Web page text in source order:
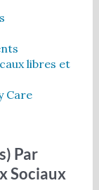
libres et
Care
Par
Sociaux